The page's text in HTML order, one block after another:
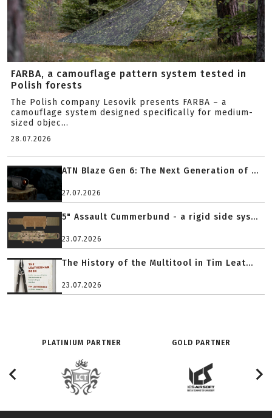
FARBA, a camouflage pattern system tested in
Polish forests
The Polish company Lesovik presents FARBA – a
camouflage system designed specifically for medium-
sized objec...
28.07.2026
ATN Blaze Gen 6: The Next Generation of ...
27.07.2026
5" Assault Cummerbund - a rigid side sys...
23.07.2026
The History of the Multitool in Tim Leat...
23.07.2026
PLATINIUM PARTNER GOLD PARTNER